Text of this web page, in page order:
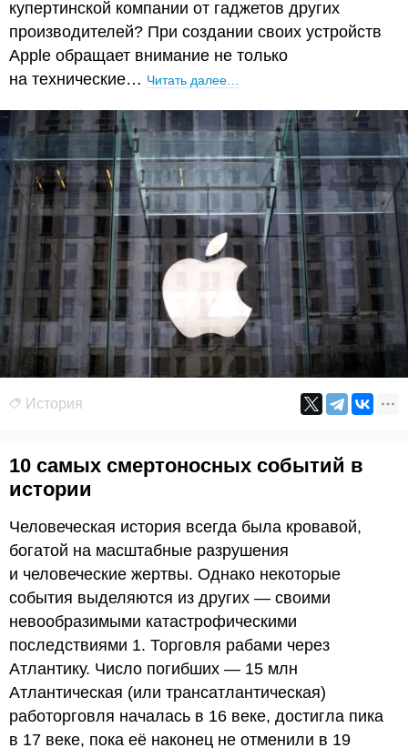
купертинской компании от гаджетов других
производителей? При создании своих устройств
Apple обращает внимание не только
на технические… Читать далее…
История
10 самых смертоносных событий в
истории
Человеческая история всегда была кровавой,
богатой на масштабные разрушения
и человеческие жертвы. Однако некоторые
события выделяются из других — своими
невообразимыми катастрофическими
последствиями 1. Торговля рабами через
Атлантику. Число погибших — 15 млн
Атлантическая (или трансатлантическая)
работорговля началась в 16 веке, достигла пика
в 17 веке, пока её наконец не отменили в 19